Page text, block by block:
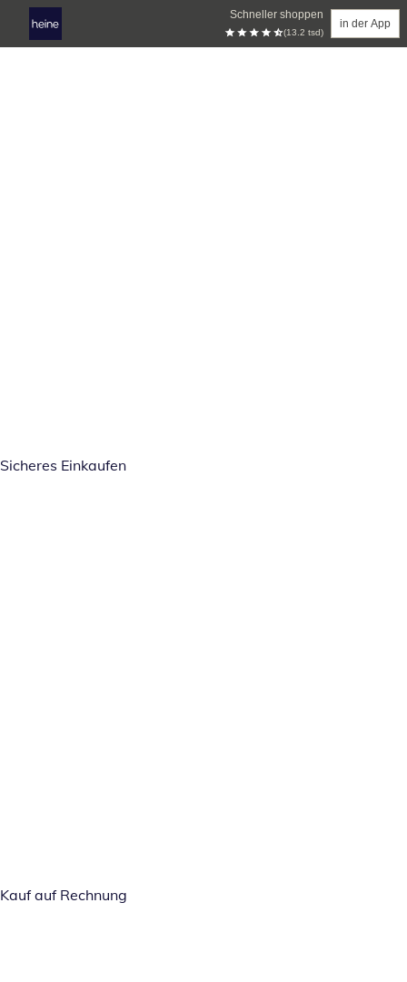
Schneller shoppen
(13.2 tsd)
in der App
Sicheres Einkaufen
Kauf auf Rechnung